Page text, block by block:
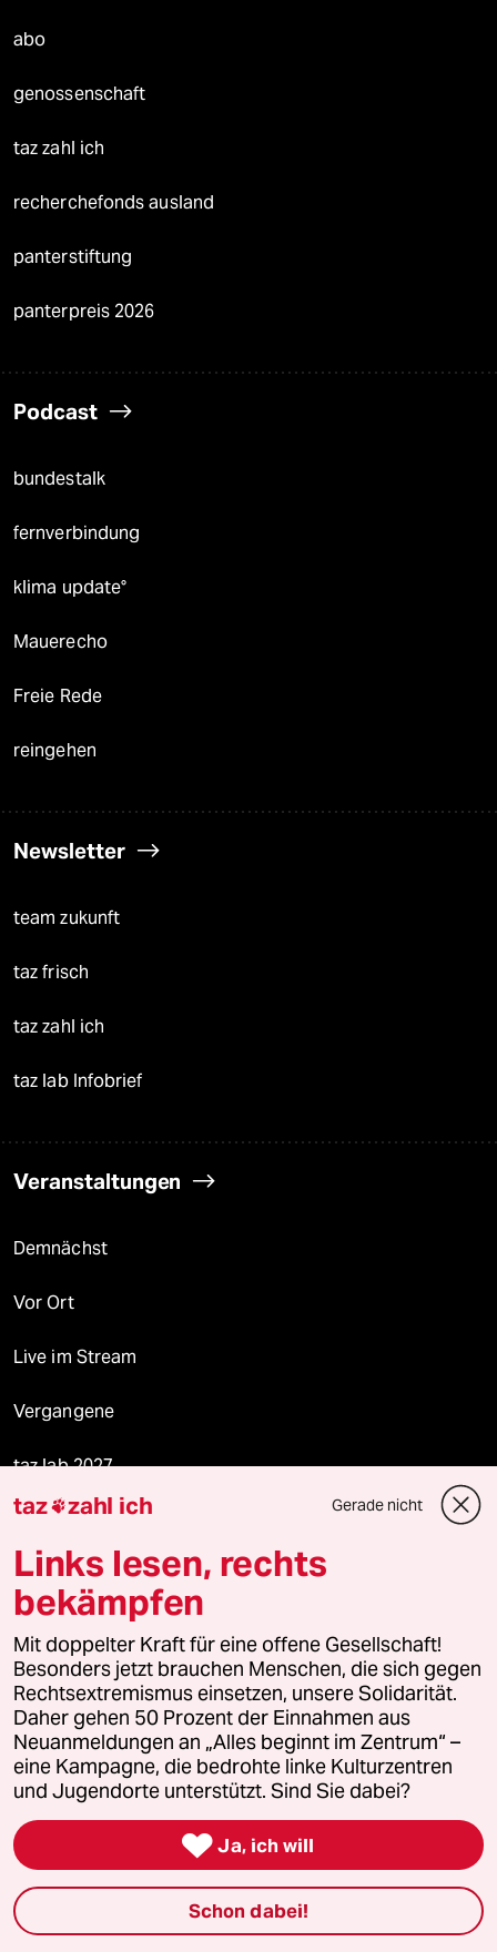
abo
genossenschaft
taz zahl ich
recherchefonds ausland
panterstiftung
panterpreis 2026
Podcast
bundestalk
fernverbindung
klima update°
Mauerecho
Freie Rede
reingehen
Newsletter
team zukunft
taz frisch
taz zahl ich
taz lab Infobrief
Veranstaltungen
Demnächst
Vor Ort
Live im Stream
Vergangene
taz lab 2027
Mehr taz Lesestoff
taz Blogs
taz FUTURZWEI
Le Monde diplomatique
taz Archiv
Mehr taz Angebote
taz zahl ich Gerade nicht
Links lesen, rechts
bekämpfen
Mit doppelter Kraft für eine offene Gesellschaft!
Besonders jetzt brauchen Menschen, die sich gegen
Rechtsextremismus einsetzen, unsere Solidarität.
Daher gehen 50 Prozent der Einnahmen aus
Neuanmeldungen an „Alles beginnt im Zentrum“ –
eine Kampagne, die bedrohte linke Kulturzentren
und Jugendorte unterstützt. Sind Sie dabei?
 Ja, ich will
Schon dabei!